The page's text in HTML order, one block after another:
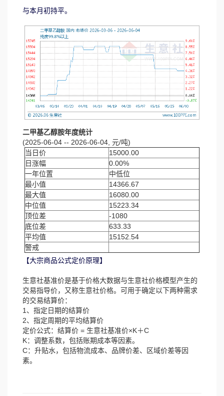
与本月初持平。
二甲基乙醇胺年度统计
(2025-06-04 -- 2026-06-04, 元/吨)
当日价
15000.00
日涨幅
0.00%
一年位置
中低位
最小值
14366.67
最大值
16080.00
中位值
15223.34
顶位差
-1080
底位差
633.33
平均值
15152.54
警戒
【大宗商品公式定价原理】
生意社基准价是基于价格大数据与生意社价格模型产生的
交易指导价，又称生意社价格。可用于确定以下两种需求
的交易结算价：
1、指定日期的结算价
2、指定周期的平均结算价
定价公式：结算价 = 生意社基准价×K＋C
K：调整系数，包括账期成本等因素。
C：升贴水，包括物流成本、品牌价差、区域价差等因
素。